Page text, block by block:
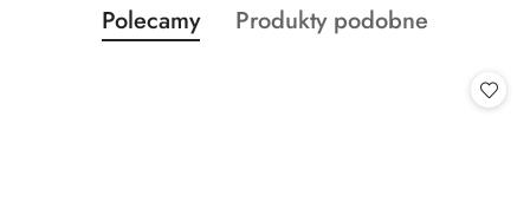
Pomiń karuzelę produktów
Produkty
o
Polecamy
Produkty
Produkty podobne